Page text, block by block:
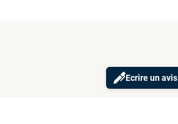
Ecrire un avis